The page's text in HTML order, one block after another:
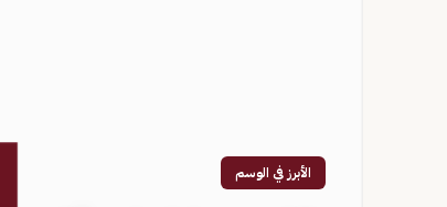
الأبرز في الوسم